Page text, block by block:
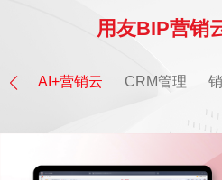
用友BIP营销
AI+营销云 CRM管理